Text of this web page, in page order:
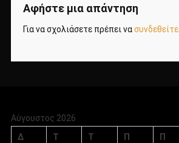
Αφήστε μια απάντηση
Για να σχολιάσετε πρέπει νασυνδεθείτε.
Αύγουστος 2026
Δ
Τ Τ Π Π